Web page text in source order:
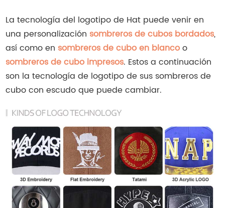
La tecnología del logotipo de Hat puede venir en
una personalización sombreros de cubos bordados,
así como en sombreros de cubo en blancoo
sombreros de cubo impresos. Estos a continuación
son la tecnología de logotipo de sus sombreros de
cubo con escudo que puede cambiar.